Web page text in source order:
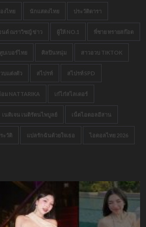
งไทย นักแสดงไทย ประวัติดารา
นด์ ณราวิชญ์ ข่าว ผู้ให้ NO.1 พี่ชาย ทรายสก๊อต
บเบอร์ไทย ศิลปินหนุ่ม สาวอวบ TIKTOK
บแต่งตัว สไปรท์ สไปรท์ SPD
อม NATTARIKA เก๋ไก๋สไลเดอร์
เนติเจน เนติรัตนไพบูลย์ เน็ตไอดอลอีสาน
ะวัติ แปลรักฉันด้วยใจเธอ ไอดอลไทย 2026